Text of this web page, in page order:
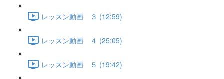
レッスン動画 ３ (12:59)
レッスン動画 ４ (25:05)
レッスン動画 ５ (19:42)